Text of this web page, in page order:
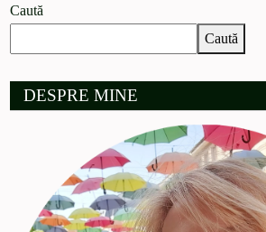
Caută
Caută
DESPRE MINE